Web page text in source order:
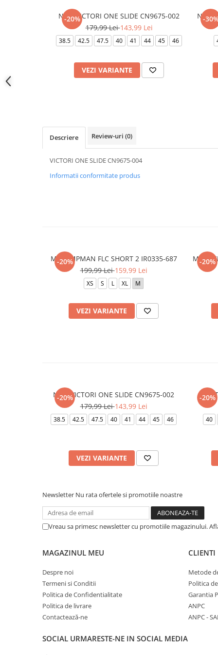
-20%
NIKE VICTORI ONE SLIDE CN9675-002
179,99 Lei143,99 Lei
38.5 42.5 47.5 40 41 44 45 46
VEZI VARIANTE
-
NIKE
Descriere Review-uri (0)
VICTORI ONE SLIDE CN9675-004
Informatii conformitate produs
-20%
M J JUMPMAN FLC SHORT 2 IR0335-687
199,99 Lei159,99 Lei
XS S L XL M
VEZI VARIANTE
-20%
M NK
-20%
NIKE VICTORI ONE SLIDE CN9675-002
179,99 Lei143,99 Lei
38.5 42.5 47.5 40 41 44 45 46
VEZI VARIANTE
-20%
40
Newsletter Nu rata ofertele si promotiile noastre
Vreau sa primesc newsletter cu promotiile magazinului.
MAGAZINUL MEU
Despre noi
Termeni si Conditii
Politica de Confidentialitate
Politica de livrare
Contactează-ne
CLIENTI
Metode
Politica
Garantia
ANPC
ANPC -
SOCIAL URMARESTE-NE IN SOCIAL MEDIA